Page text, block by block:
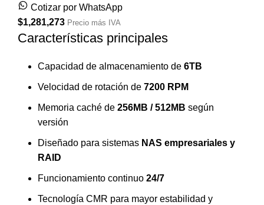
Cotizar por WhatsApp
$1,281,273 Precio más IVA
Características principales
Capacidad de almacenamiento de 6TB
Velocidad de rotación de 7200 RPM
Memoria caché de 256MB / 512MB según
versión
Diseñado para sistemas NAS empresariales y
RAID
Funcionamiento continuo 24/7
Tecnología CMR para mayor estabilidad y